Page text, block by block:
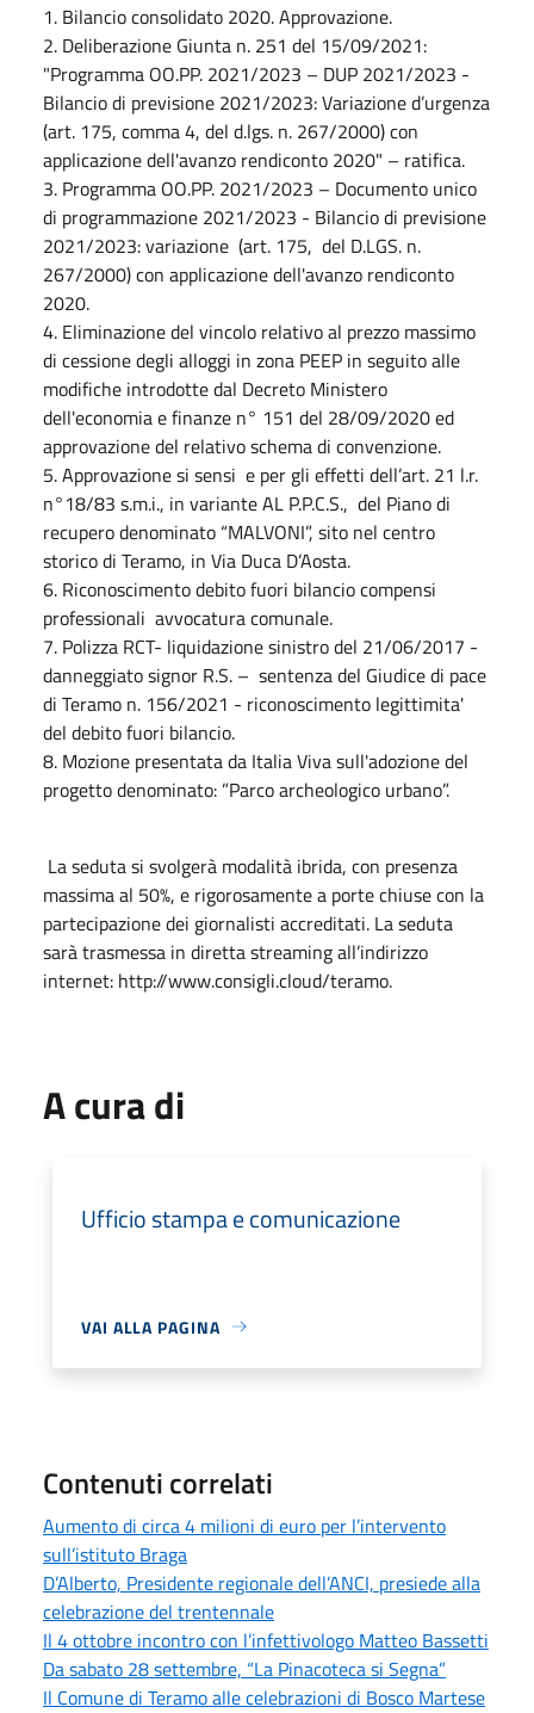
1. Bilancio consolidato 2020. Approvazione.
2. Deliberazione Giunta n. 251 del 15/09/2021:
"Programma OO.PP. 2021/2023 – DUP 2021/2023 -
Bilancio di previsione 2021/2023: Variazione d’urgenza
(art. 175, comma 4, del d.lgs. n. 267/2000) con
applicazione dell'avanzo rendiconto 2020" – ratifica.
3. Programma OO.PP. 2021/2023 – Documento unico
di programmazione 2021/2023 - Bilancio di previsione
2021/2023: variazione (art. 175, del D.LGS. n.
267/2000) con applicazione dell'avanzo rendiconto
2020.
4. Eliminazione del vincolo relativo al prezzo massimo
di cessione degli alloggi in zona PEEP in seguito alle
modifiche introdotte dal Decreto Ministero
dell'economia e finanze n° 151 del 28/09/2020 ed
approvazione del relativo schema di convenzione.
5. Approvazione si sensi e per gli effetti dell’art. 21 l.r.
n°18/83 s.m.i., in variante AL P.P.C.S., del Piano di
recupero denominato “MALVONI”, sito nel centro
storico di Teramo, in Via Duca D’Aosta.
6. Riconoscimento debito fuori bilancio compensi
professionali avvocatura comunale.
7. Polizza RCT- liquidazione sinistro del 21/06/2017 -
danneggiato signor R.S. – sentenza del Giudice di pace
di Teramo n. 156/2021 - riconoscimento legittimita'
del debito fuori bilancio.
8. Mozione presentata da Italia Viva sull'adozione del
progetto denominato: ”Parco archeologico urbano”.
La seduta si svolgerà modalità ibrida, con presenza
massima al 50%, e rigorosamente a porte chiuse con la
partecipazione dei giornalisti accreditati. La seduta
sarà trasmessa in diretta streaming all’indirizzo
internet: http://www.consigli.cloud/teramo.
A cura di
Ufficio stampa e comunicazione
VAI ALLA PAGINA
Contenuti correlati
Aumento di circa 4 milioni di euro per l’intervento
sull’istituto Braga
D’Alberto, Presidente regionale dell’ANCI, presiede alla
celebrazione del trentennale
Il 4 ottobre incontro con l’infettivologo Matteo Bassetti
Da sabato 28 settembre, “La Pinacoteca si Segna”
Il Comune di Teramo alle celebrazioni di Bosco Martese